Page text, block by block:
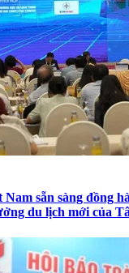
sẵn sàng đồng
du lịch mới của